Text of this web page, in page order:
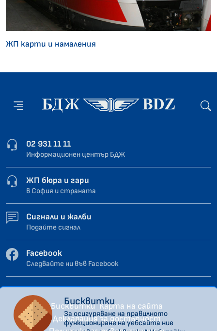
ЖП карти и намаления
02 931 11 11
Информационен център БДЖ
ЖП бюра и гари
в София и страната
Сигнали и жалби
Подайте сигнал
Facebook
Следвайте ни във Facebook
Бисквитки Карта на сайта
Декларация за достъпност
Бисквитки
За осигуряване на правилното
функциониране на уебсайта ние